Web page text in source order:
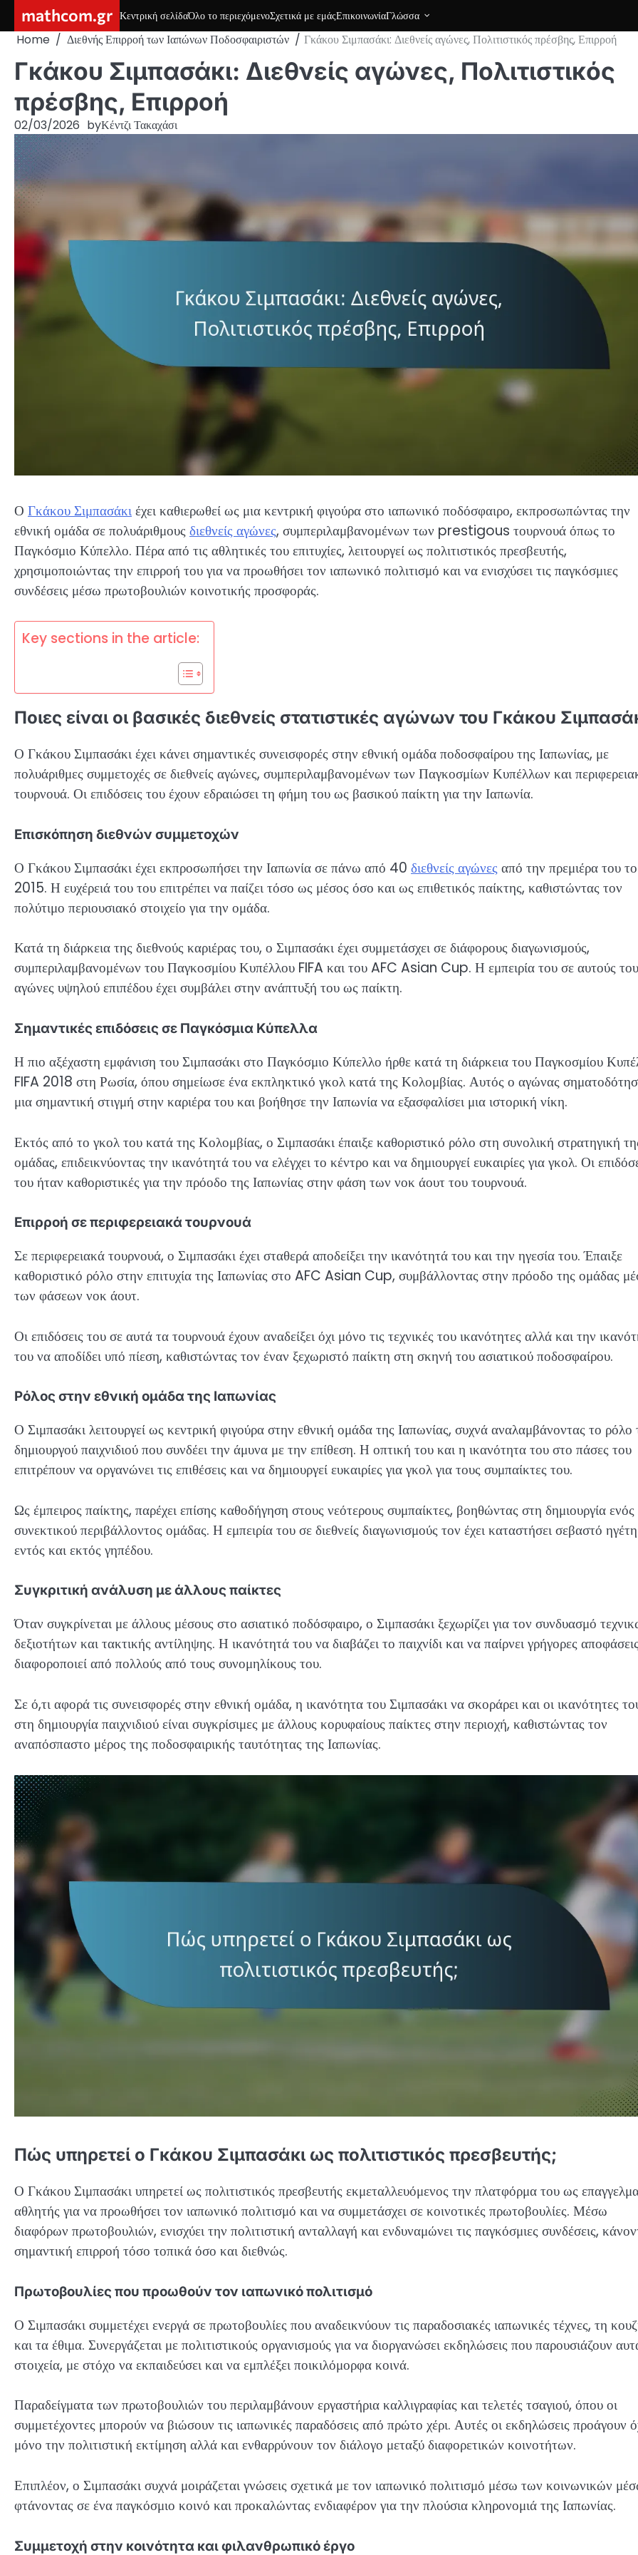
content
mathcom.gr Κεντρική σελίδαΌλο το περιεχόμενοΣχετικά με εμάςΕπικοινωνίαΓλώσσα
Home Διεθνής Επιρροή των Ιαπώνων Ποδοσφαιριστών Γκάκου Σιμπασάκι: Διεθνείς αγώνες, Πολιτιστικός πρέσβης, Επιρροή
Γκάκου Σιμπασάκι: Διεθνείς αγώνες, Πολιτιστικός
πρέσβης, Επιρροή
02/03/2026 byΚέντζι Τακαχάσι
Ο Γκάκου Σιμπασάκιέχει καθιερωθεί ως μια κεντρική φιγούρα στο ιαπωνικό ποδόσφαιρο, εκπροσωπώντας την
εθνική ομάδα σε πολυάριθμουςδιεθνείς αγώνες, συμπεριλαμβανομένων των prestigous τουρνουά όπως το
Παγκόσμιο Κύπελλο. Πέρα από τις αθλητικές του επιτυχίες, λειτουργεί ως πολιτιστικός πρεσβευτής,
χρησιμοποιώντας την επιρροή του για να προωθήσει τον ιαπωνικό πολιτισμό και να ενισχύσει τις παγκόσμιες
συνδέσεις μέσω πρωτοβουλιών κοινοτικής προσφοράς.
Key sections in the article:
Ποιες είναι οι βασικές διεθνείς στατιστικές αγώνων του Γκάκου
Ο Γκάκου Σιμπασάκι έχει κάνει σημαντικές συνεισφορές στην εθνική ομάδα ποδοσφαίρου της Ιαπωνίας, με
πολυάριθμες συμμετοχές σε διεθνείς αγώνες, συμπεριλαμβανομένων των Παγκοσμίων Κυπέλλων και
τουρνουά. Οι επιδόσεις του έχουν εδραιώσει τη φήμη του ως βασικού παίκτη για την Ιαπωνία.
Επισκόπηση διεθνών συμμετοχών
Ο Γκάκου Σιμπασάκι έχει εκπροσωπήσει την Ιαπωνία σε πάνω από 40 διεθνείς αγώνεςαπό την πρεμιέρα του το
2015. Η ευχέρειά του του επιτρέπει να παίζει τόσο ως μέσος όσο και ως επιθετικός παίκτης, καθιστώντας τον
πολύτιμο περιουσιακό στοιχείο για την ομάδα.
Κατά τη διάρκεια της διεθνούς καριέρας του, ο Σιμπασάκι έχει συμμετάσχει σε διάφορους διαγωνισμούς,
συμπεριλαμβανομένων του Παγκοσμίου Κυπέλλου FIFA και του AFC Asian Cup. Η εμπειρία του σε αυτούς
αγώνες υψηλού επιπέδου έχει συμβάλει στην ανάπτυξή του ως παίκτη.
Σημαντικές επιδόσεις σε Παγκόσμια Κύπελλα
Η πιο αξέχαστη εμφάνιση του Σιμπασάκι στο Παγκόσμιο Κύπελλο ήρθε κατά τη διάρκεια του Παγκοσμίου
FIFA 2018 στη Ρωσία, όπου σημείωσε ένα εκπληκτικό γκολ κατά της Κολομβίας. Αυτός ο αγώνας
μια σημαντική στιγμή στην καριέρα του και βοήθησε την Ιαπωνία να εξασφαλίσει μια ιστορική νίκη.
Εκτός από το γκολ του κατά της Κολομβίας, ο Σιμπασάκι έπαιξε καθοριστικό ρόλο στη συνολική στρατηγική
ομάδας, επιδεικνύοντας την ικανότητά του να ελέγχει το κέντρο και να δημιουργεί ευκαιρίες για γκολ. Οι
του ήταν καθοριστικές για την πρόοδο της Ιαπωνίας στην φάση των νοκ άουτ του τουρνουά.
Επιρροή σε περιφερειακά τουρνουά
Σε περιφερειακά τουρνουά, ο Σιμπασάκι έχει σταθερά αποδείξει την ικανότητά του και την ηγεσία του. Έπαιξε
καθοριστικό ρόλο στην επιτυχία της Ιαπωνίας στο AFC Asian Cup, συμβάλλοντας στην πρόοδο της ομάδας
των φάσεων νοκ άουτ.
Οι επιδόσεις του σε αυτά τα τουρνουά έχουν αναδείξει όχι μόνο τις τεχνικές του ικανότητες αλλά και την
του να αποδίδει υπό πίεση, καθιστώντας τον έναν ξεχωριστό παίκτη στη σκηνή του ασιατικού ποδοσφαίρου.
Ρόλος στην εθνική ομάδα της Ιαπωνίας
Ο Σιμπασάκι λειτουργεί ως κεντρική φιγούρα στην εθνική ομάδα της Ιαπωνίας, συχνά αναλαμβάνοντας το ρόλο
δημιουργού παιχνιδιού που συνδέει την άμυνα με την επίθεση. Η οπτική του και η ικανότητα του στο πάσες του
επιτρέπουν να οργανώνει τις επιθέσεις και να δημιουργεί ευκαιρίες για γκολ για τους συμπαίκτες του.
Ως έμπειρος παίκτης, παρέχει επίσης καθοδήγηση στους νεότερους συμπαίκτες, βοηθώντας στη δημιουργία ενός
συνεκτικού περιβάλλοντος ομάδας. Η εμπειρία του σε διεθνείς διαγωνισμούς τον έχει καταστήσει σεβαστό ηγέτη
εντός και εκτός γηπέδου.
Συγκριτική ανάλυση με άλλους παίκτες
Όταν συγκρίνεται με άλλους μέσους στο ασιατικό ποδόσφαιρο, ο Σιμπασάκι ξεχωρίζει για τον συνδυασμό
δεξιοτήτων και τακτικής αντίληψης. Η ικανότητά του να διαβάζει το παιχνίδι και να παίρνει γρήγορες
διαφοροποιεί από πολλούς από τους συνομηλίκους του.
Σε ό,τι αφορά τις συνεισφορές στην εθνική ομάδα, η ικανότητα του Σιμπασάκι να σκοράρει και οι ικανότητες
στη δημιουργία παιχνιδιού είναι συγκρίσιμες με άλλους κορυφαίους παίκτες στην περιοχή, καθιστώντας τον
αναπόσπαστο μέρος της ποδοσφαιρικής ταυτότητας της Ιαπωνίας.
Πώς υπηρετεί ο Γκάκου Σιμπασάκι ως πολιτιστικός πρεσβευτής;
Ο Γκάκου Σιμπασάκι υπηρετεί ως πολιτιστικός πρεσβευτής εκμεταλλευόμενος την πλατφόρμα του ως
αθλητής για να προωθήσει τον ιαπωνικό πολιτισμό και να συμμετάσχει σε κοινοτικές πρωτοβουλίες. Μέσω
διαφόρων πρωτοβουλιών, ενισχύει την πολιτιστική ανταλλαγή και ενδυναμώνει τις παγκόσμιες συνδέσεις,
σημαντική επιρροή τόσο τοπικά όσο και διεθνώς.
Πρωτοβουλίες που προωθούν τον ιαπωνικό πολιτισμό
Ο Σιμπασάκι συμμετέχει ενεργά σε πρωτοβουλίες που αναδεικνύουν τις παραδοσιακές ιαπωνικές τέχνες, τη
και τα έθιμα. Συνεργάζεται με πολιτιστικούς οργανισμούς για να διοργανώσει εκδηλώσεις που παρουσιάζουν
στοιχεία, με στόχο να εκπαιδεύσει και να εμπλέξει ποικιλόμορφα κοινά.
Παραδείγματα των πρωτοβουλιών του περιλαμβάνουν εργαστήρια καλλιγραφίας και τελετές τσαγιού, όπου οι
συμμετέχοντες μπορούν να βιώσουν τις ιαπωνικές παραδόσεις από πρώτο χέρι. Αυτές οι εκδηλώσεις προάγουν
μόνο την πολιτιστική εκτίμηση αλλά και ενθαρρύνουν τον διάλογο μεταξύ διαφορετικών κοινοτήτων.
Επιπλέον, ο Σιμπασάκι συχνά μοιράζεται γνώσεις σχετικά με τον ιαπωνικό πολιτισμό μέσω των κοινωνικών
φτάνοντας σε ένα παγκόσμιο κοινό και προκαλώντας ενδιαφέρον για την πλούσια κληρονομιά της Ιαπωνίας.
Συμμετοχή στην κοινότητα και φιλανθρωπικό έργο